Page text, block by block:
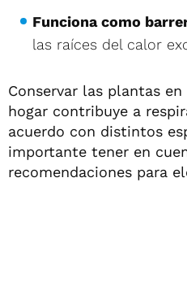
Funciona como
las raíces del calor
Conservar las plantas
hogar contribuye a
acuerdo con distintos
importante tener en
recomendaciones para